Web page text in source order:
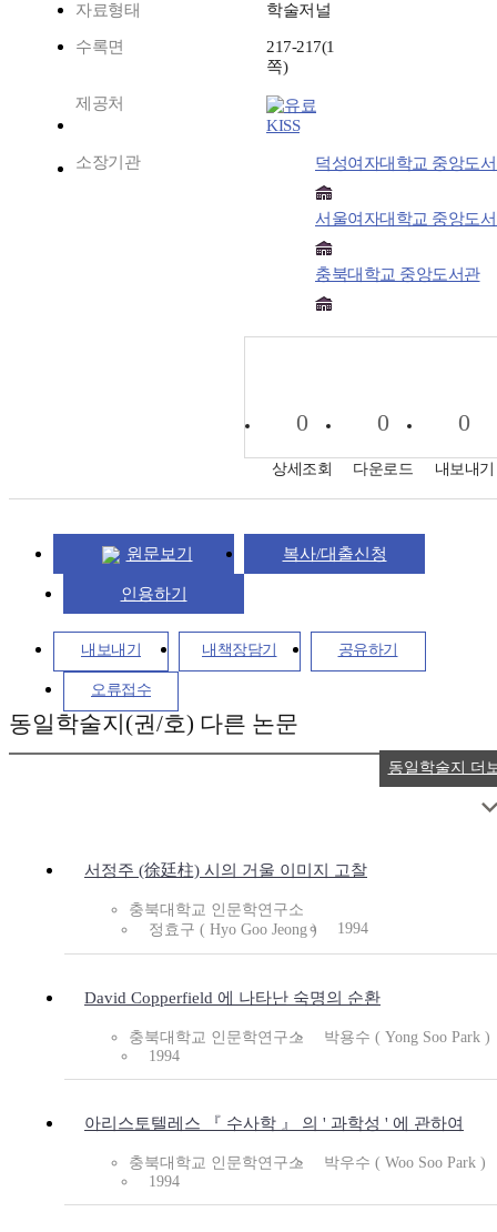
자료형태 학술저널
수록면
217-217(1
쪽)
제공처
KISS
소장기관 덕성여자대학교 중앙도
서울여자대학교 중앙도
충북대학교 중앙도서관
0
상세조회
0
다운로드
0
내보내기
원문보기 복사/대출신청
인용하기
내보내기 내책장담기 공유하기
오류접수
동일학술지(권/호) 다른 논문
서정주 (徐廷柱) 시의 거울 이미지 고찰
충북대학교 인문학연구소
정효구 ( Hyo Goo Jeong )
1994
David Copperfield 에 나타난 숙명의 순환
충북대학교 인문학연구소
박용수 ( Yong Soo Park )
1994
아리스토텔레스 『 수사학 』 의 ' 과학성 ' 에 관하여
충북대학교 인문학연구소
박우수 ( Woo Soo Park )
1994
동일학술지 더